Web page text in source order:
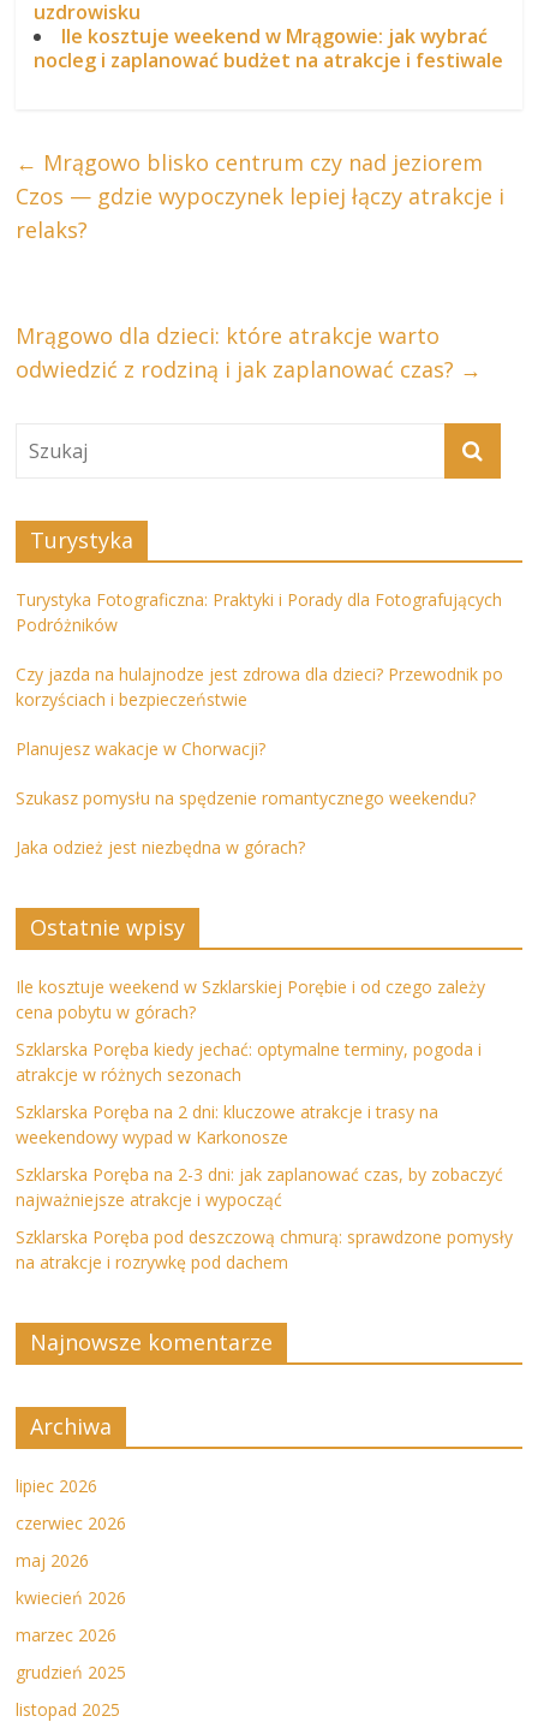
uzdrowisku
Ile kosztuje weekend w Mrągowie: jak wybrać
nocleg i zaplanować budżet na atrakcje i festiwale
← Mrągowo blisko centrum czy nad jeziorem
Czos — gdzie wypoczynek lepiej łączy atrakcje i
relaks?
Mrągowo dla dzieci: które atrakcje warto
odwiedzić z rodziną i jak zaplanować czas? →
Turystyka
Turystyka Fotograficzna: Praktyki i Porady dla Fotografujących
Podróżników
Czy jazda na hulajnodze jest zdrowa dla dzieci? Przewodnik po
korzyściach i bezpieczeństwie
Planujesz wakacje w Chorwacji?
Szukasz pomysłu na spędzenie romantycznego weekendu?
Jaka odzież jest niezbędna w górach?
Ostatnie wpisy
Ile kosztuje weekend w Szklarskiej Porębie i od czego zależy
cena pobytu w górach?
Szklarska Poręba kiedy jechać: optymalne terminy, pogoda i
atrakcje w różnych sezonach
Szklarska Poręba na 2 dni: kluczowe atrakcje i trasy na
weekendowy wypad w Karkonosze
Szklarska Poręba na 2-3 dni: jak zaplanować czas, by zobaczyć
najważniejsze atrakcje i wypocząć
Szklarska Poręba pod deszczową chmurą: sprawdzone pomysły
na atrakcje i rozrywkę pod dachem
Najnowsze komentarze
Archiwa
lipiec 2026
czerwiec 2026
maj 2026
kwiecień 2026
marzec 2026
grudzień 2025
listopad 2025